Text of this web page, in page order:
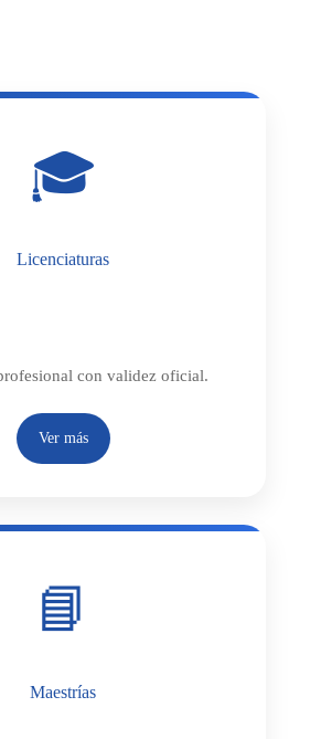
🎓
Licenciaturas
con validez oficial.
Ver más
📘
Maestrías